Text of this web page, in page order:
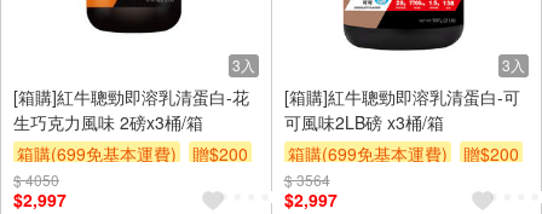
3入
[箱購]紅牛聰勁即溶乳清蛋白-花
生巧克力風味 2磅x3桶/箱
箱購(699免基本運費)
贈$200
$ 4050
$2,997
3入
[箱購]紅牛聰勁即溶乳清蛋白-可
可風味2LB磅 x3桶/箱
箱購(699免基本運費)
贈$200
$ 3564
$2,997